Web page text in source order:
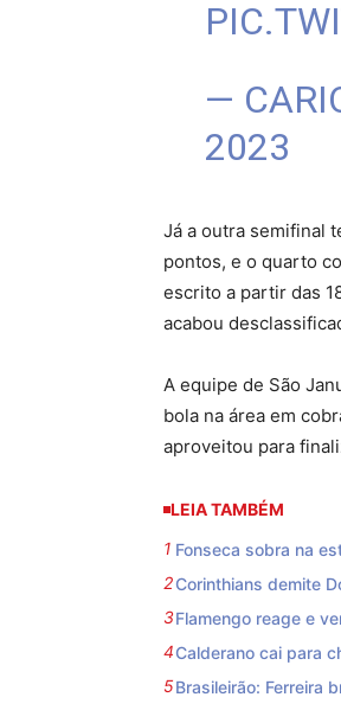
—
2023
Já a outra semifinal
pontos, e o quarto
escrito a partir das
acabou
A equipe de São
bola na área em
aproveitou para
LEIA TAMBÉM
Fonseca sobra na
Corinthians demite
Flamengo reage e
Calderano cai para
Brasileirão: Ferreira